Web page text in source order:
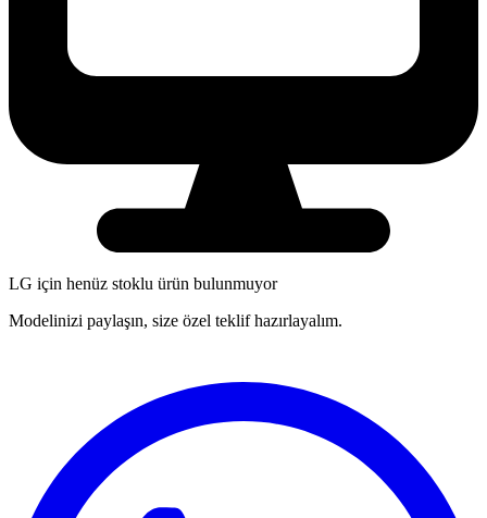
LG için henüz stoklu ürün bulunmuyor
Modelinizi paylaşın, size özel teklif hazırlayalım.